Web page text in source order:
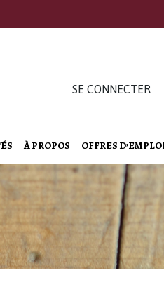
SE CONNECTER
À PROPOS OFFRES